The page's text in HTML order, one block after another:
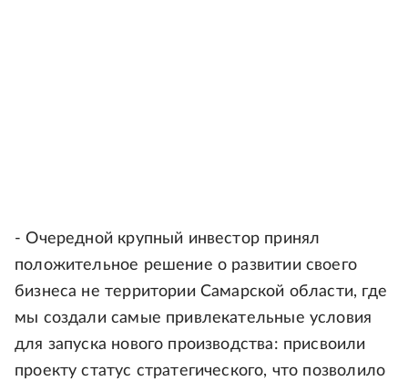
- Очередной крупный инвестор принял
положительное решение о развитии своего
бизнеса не территории Самарской области, где
мы создали самые привлекательные условия
для запуска нового производства: присвоили
проекту статус стратегического, что позволило